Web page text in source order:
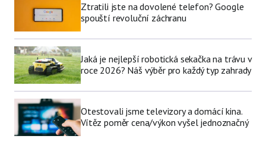
Ztratili jste na dovolené telefon? Google
spouští revoluční záchranu
Jaká je nejlepší robotická sekačka na trávu v
roce 2026? Náš výběr pro každý typ zahrady
Otestovali jsme televizory a domácí kina.
Vítěz poměr cena/výkon vyšel jednoznačný